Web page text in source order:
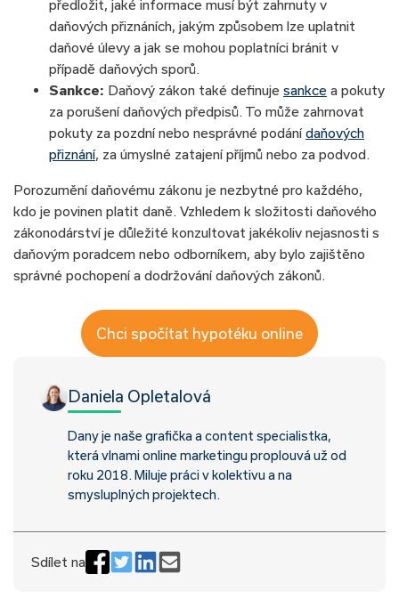
předložit, jaké informace musí být zahrnuty v
daňových přiznáních, jakým způsobem lze uplatnit
daňové úlevy a jak se mohou poplatníci bránit v
případě daňových sporů.
Sankce: Daňový zákon také definuje sankce a pokuty
za porušení daňových předpisů. To může zahrnovat
pokuty za pozdní nebo nesprávné podání daňových
přiznání, za úmyslné zatajení příjmů nebo za podvod.
Porozumění daňovému zákonu je nezbytné pro každého,
kdo je povinen platit daně. Vzhledem k složitosti daňového
zákonodárství je důležité konzultovat jakékoliv nejasnosti s
daňovým poradcem nebo odborníkem, aby bylo zajištěno
správné pochopení a dodržování daňových zákonů.
Chci spočítat hypotéku online
Daniela Opletalová
Dany je naše grafička a content specialistka,
která vlnami online marketingu proplouvá už od
roku 2018. Miluje práci v kolektivu a na
smysluplných projektech.
Sdílet na